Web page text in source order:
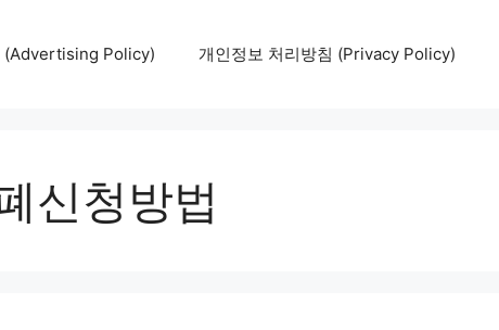
(Advertising Policy) 개인정보 처리방침 (Privacy Policy)
신청방법